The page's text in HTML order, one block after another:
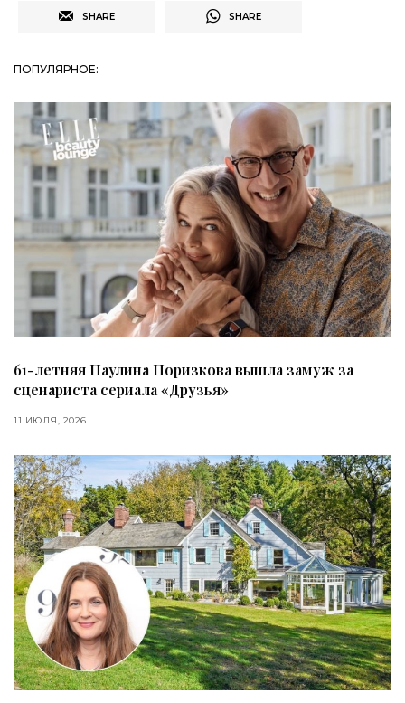
SHARE SHARE
ПОПУЛЯРНОЕ:
61-летняя Паулина Поризкова вышла замуж за
сценариста сериала «Друзья»
11 ИЮЛЯ, 2026